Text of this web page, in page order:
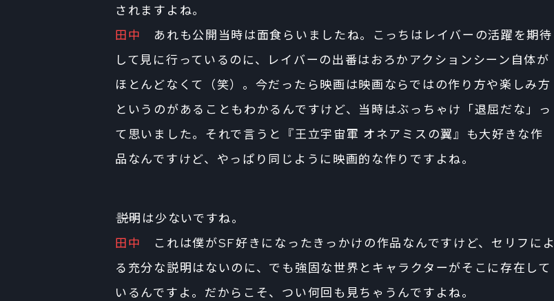
されますよね。
田中
あれも公開当時は面食らいましたね。こっちはレイバーの活躍を期待
して見に行っているのに、レイバーの出番はおろかアクションシーン自体が
ほとんどなくて（笑）。今だったら映画は映画ならではの作り方や楽しみ方
というのがあることもわかるんですけど、当時はぶっちゃけ「退屈だな」っ
て思いました。それで言うと『王立宇宙軍 オネアミスの翼』も大好きな作
品なんですけど、やっぱり同じように映画的な作りですよね。
――説明は少ないですね。
田中
これは僕がSF好きになったきっかけの作品なんですけど、セリフによ
る充分な説明はないのに、でも強固な世界とキャラクターがそこに存在して
いるんですよ。だからこそ、つい何回も見ちゃうんですよね。